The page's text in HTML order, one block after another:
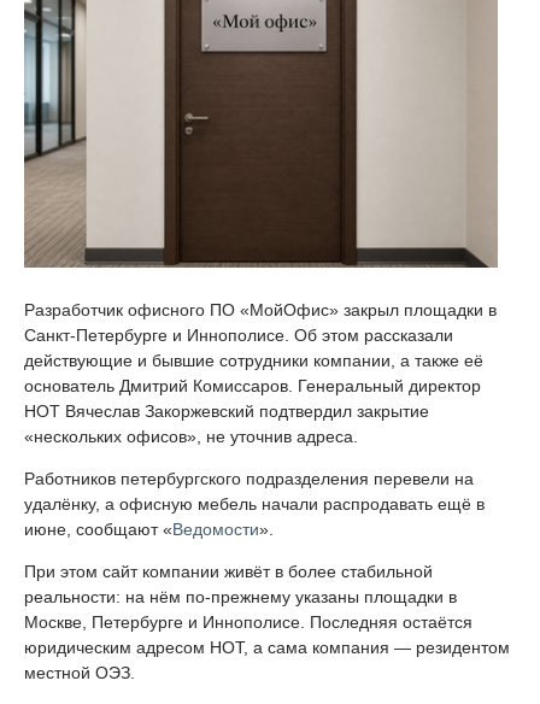
Разработчик офисного ПО «МойОфис» закрыл площадки в
Санкт-Петербурге и Иннополисе. Об этом рассказали
действующие и бывшие сотрудники компании, а также её
основатель Дмитрий Комиссаров. Генеральный директор
НОТ Вячеслав Закоржевский подтвердил закрытие
«нескольких офисов», не уточнив адреса.
Работников петербургского подразделения перевели на
удалёнку, а офисную мебель начали распродавать ещё в
июне, сообщают «Ведомости».
При этом сайт компании живёт в более стабильной
реальности: на нём по-прежнему указаны площадки в
Москве, Петербурге и Иннополисе. Последняя остаётся
юридическим адресом НОТ, а сама компания — резидентом
местной ОЭЗ.